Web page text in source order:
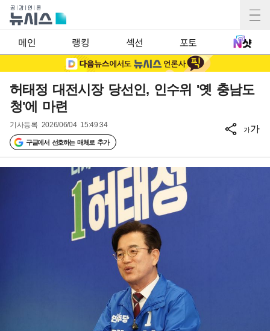
메인 랭킹 섹션 포토
허태정 대전시장 당선인, 인수위 '옛 충남도
청'에 마련
기사등록 2026/06/04 15:49:34
구글에서 선호하는 매체로 추가
가가